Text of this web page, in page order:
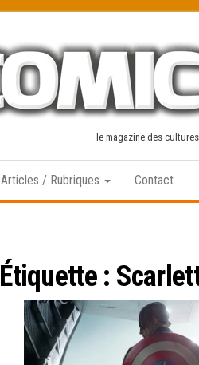
le magazine des
Articles / Rubriques Contact
Étiquette :